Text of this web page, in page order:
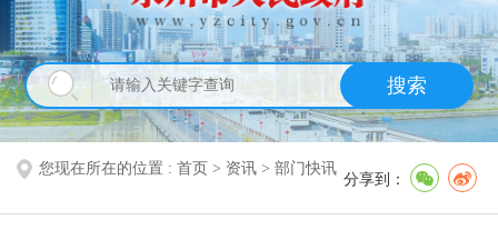
搜索
您现在所在的位置 : 首页 > 资讯 > 部门快讯
分享到：